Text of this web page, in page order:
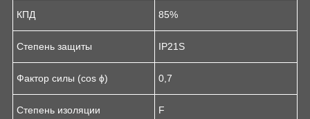
КПД 85%
Степень защиты IP21S
Фактор силы (cos ϕ) 0,7
Степень изоляции F